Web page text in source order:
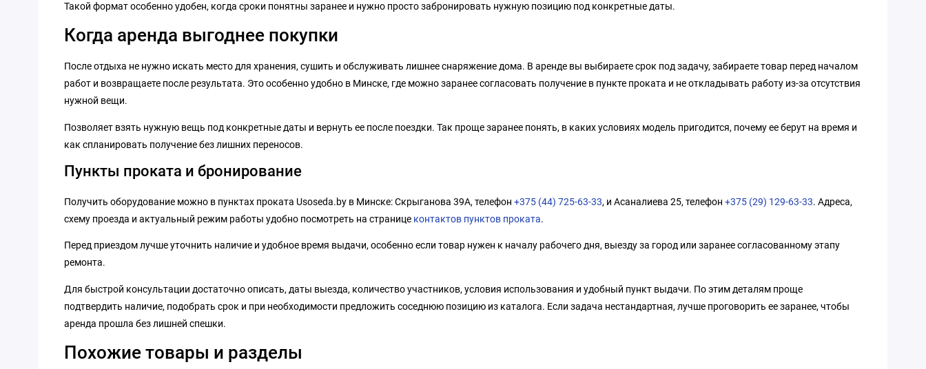
Такой формат особенно удобен, когда сроки понятны заранее и нужно просто забронировать нужную позицию под конкретные даты.
Когда аренда выгоднее покупки
После отдыха не нужно искать место для хранения, сушить и обслуживать лишнее снаряжение дома. В аренде вы выбираете срок под задачу, забираете товар перед началом
работ и возвращаете после результата. Это особенно удобно в Минске, где можно заранее согласовать получение в пункте проката и не откладывать работу из-за отсутствия
нужной вещи.
Позволяет взять нужную вещь под конкретные даты и вернуть ее после поездки. Так проще заранее понять, в каких условиях модель пригодится, почему ее берут на время и
как спланировать получение без лишних переносов.
Пункты проката и бронирование
Получить оборудование можно в пунктах проката Usoseda.by в Минске: Скрыганова 39А, телефон +375 (44) 725-63-33, и Асаналиева 25, телефон +375 (29) 129-63-33. Адреса,
схему проезда и актуальный режим работы удобно посмотреть на странице контактов пунктов проката.
Перед приездом лучше уточнить наличие и удобное время выдачи, особенно если товар нужен к началу рабочего дня, выезду за город или заранее согласованному этапу
ремонта.
Для быстрой консультации достаточно описать, даты выезда, количество участников, условия использования и удобный пункт выдачи. По этим деталям проще
подтвердить наличие, подобрать срок и при необходимости предложить соседнюю позицию из каталога. Если задача нестандартная, лучше проговорить ее заранее, чтобы
аренда прошла без лишней спешки.
Похожие товары и разделы